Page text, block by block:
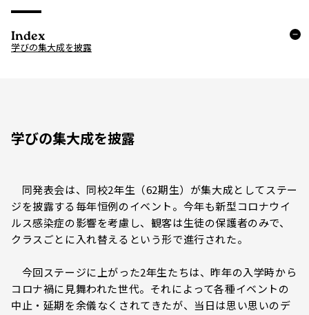
Index
学びの集大成を披露
学びの集大成を披露
同発表会は、同校2年生（62期生）が集大成としてステー
ジを披露する毎年恒例のイベント。今年も新型コロナウイ
ルス感染症の影響を考慮し、観客は生徒の保護者のみで、
クラスごとに入れ替えるという形で進行された。
今回ステージに上がった2年生たちは、昨年の入学時から
コロナ禍に見舞われた世代。それによって各種イベントの
中止・延期を余儀なくされてきたが、当日は思い思いのデ